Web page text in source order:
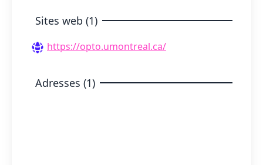
Sites web (1)
https://opto.umontreal.ca/
Adresses (1)